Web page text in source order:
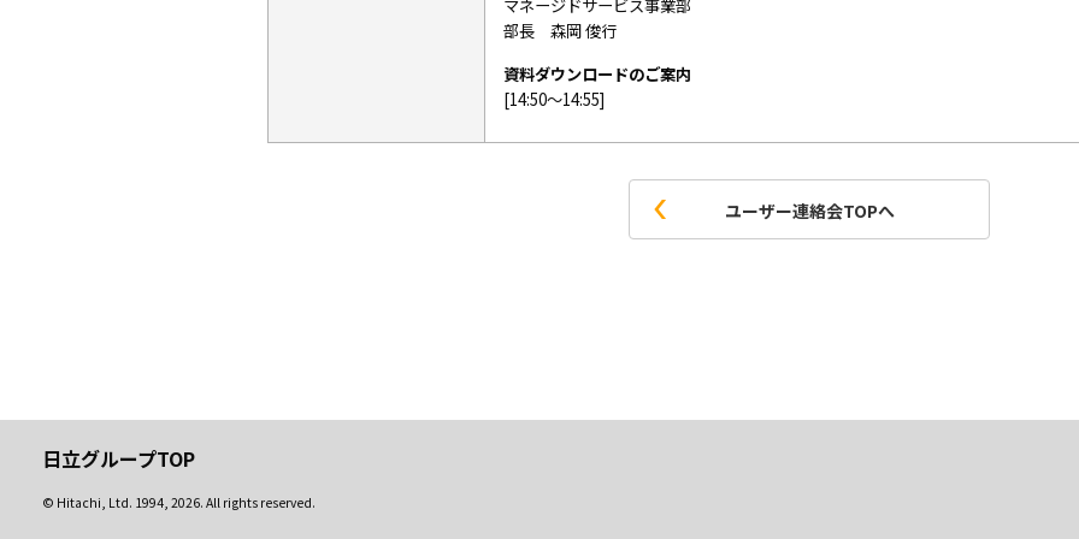
マネージドサービス事業部
部長 森岡 俊行
資料ダウンロードのご案内
[14:50～14:55]
ユーザー連絡会TOPへ
日立グループTOP
© Hitachi, Ltd. 1994, 2026. All rights reserved.